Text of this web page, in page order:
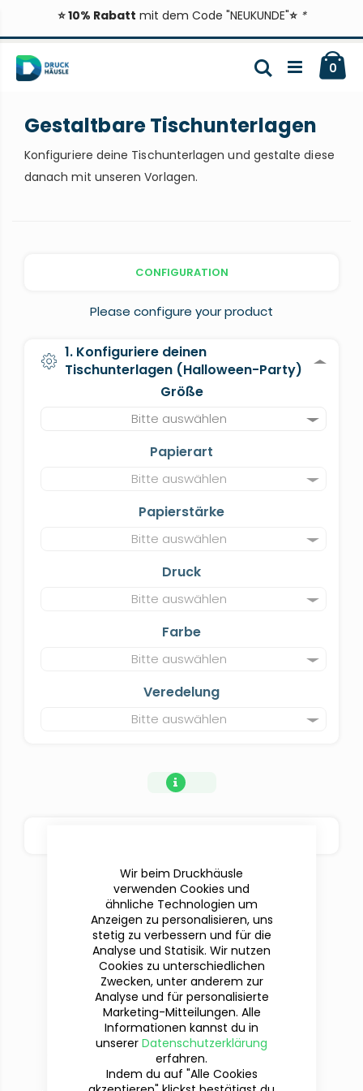
⭐ 10% Rabatt mit dem Code "NEUKUNDE"⭐ *
Inhalt
springen
0
Suche
Gestaltbare Tischunterlagen
Konfiguriere deine Tischunterlagen und gestalte diese
danach mit unseren Vorlagen.
CONFIGURATION
Please configure your product
1. Konfiguriere deinen
Tischunterlagen (Halloween-Party)
Größe
Bitte auswählen
Papierart
Bitte auswählen
Papierstärke
Bitte auswählen
Druck
Bitte auswählen
Farbe
Bitte auswählen
Veredelung
Bitte auswählen
Du hast Fragen?
Wir sind für dich da!
Wir beim Druckhäusle
verwenden Cookies und
ähnliche Technologien um
Anzeigen zu personalisieren, uns
stetig zu verbessern und für die
Analyse und Statisik. Wir nutzen
Cookies zu unterschiedlichen
Zwecken, unter anderem zur
Analyse und für personalisierte
Marketing-Mitteilungen. Alle
Informationen kannst du in
unserer Datenschutzerklärung
erfahren.
Indem du auf "Alle Cookies